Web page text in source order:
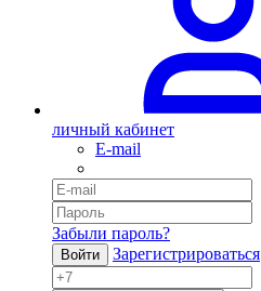
личный кабинет
E-mail
Забыли пароль?
Войти Зарегистрироваться